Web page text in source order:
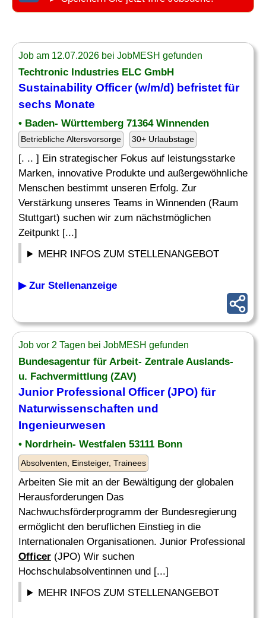
Job am 12.07.2026 bei JobMESH gefunden
Techtronic Industries ELC GmbH
Sustainability Officer(w/m/d) befristet für
sechs Monate
• Baden- Württemberg 71364 Winnenden
Betriebliche Altersvorsorge 30+ Urlaubstage
[. .. ] Ein strategischer Fokus auf leistungsstarke
Marken, innovative Produkte und außergewöhnliche
Menschen bestimmt unseren Erfolg. Zur
Verstärkung unseres Teams in Winnenden (Raum
Stuttgart) suchen wir zum nächstmöglichen
Zeitpunkt [...]
MEHR INFOS ZUM STELLENANGEBOT
▶ Zur Stellenanzeige
Job vor 2 Tagen bei JobMESH gefunden
Bundesagentur für Arbeit- Zentrale Auslands-
u. Fachvermittlung (ZAV)
Junior Professional Officer(JPO) für
Naturwissenschaften und
Ingenieurwesen
• Nordrhein- Westfalen 53111 Bonn
Absolventen, Einsteiger, Trainees
Arbeiten Sie mit an der Bewältigung der globalen
Herausforderungen Das
Nachwuchsförderprogramm der Bundesregierung
ermöglicht den beruflichen Einstieg in die
Internationalen Organisationen. Junior Professional
Officer (JPO) Wir suchen
Hochschulabsolventinnen und [...]
MEHR INFOS ZUM STELLENANGEBOT